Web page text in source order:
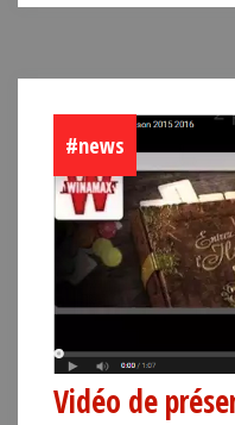
#news
Vidéo de